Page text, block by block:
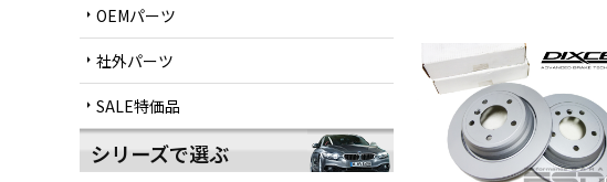
arrow_right OEMパーツ
arrow_right 社外パーツ
arrow_right SALE特価品
シリーズで選ぶ